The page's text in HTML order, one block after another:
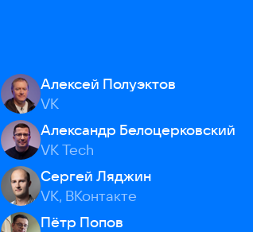
Алексей Полуэктов
VK
Александр Белоцерковский
VK Tech
Сергей Ляджин
VK, ВКонтакте
Пётр Попов